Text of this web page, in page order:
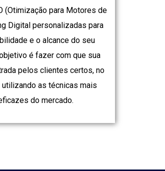
(Otimização para Motores de
Digital personalizadas para
e o alcance do seu
é fazer com que sua
pelos clientes certos, no
as técnicas mais
do mercado.